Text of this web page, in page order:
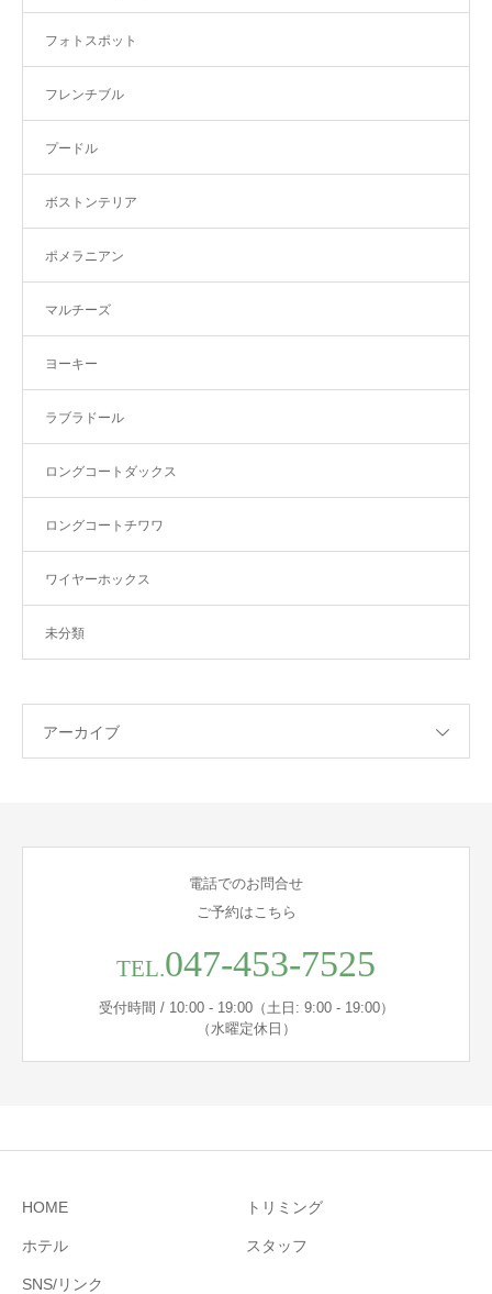
フォトスポット
フレンチブル
プードル
ボストンテリア
ポメラニアン
マルチーズ
ヨーキー
ラブラドール
ロングコートダックス
ロングコートチワワ
ワイヤーホックス
未分類
アーカイブ
電話でのお問合せ
ご予約はこちら
TEL.047-453-7525
受付時間 / 10:00 - 19:00（土日: 9:00 - 19:00）
（水曜定休日）
HOME トリミング
ホテル スタッフ
SNS/リンク